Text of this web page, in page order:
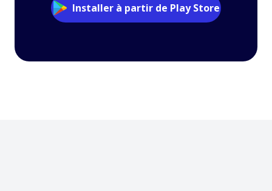
Installer à partir de Play Store